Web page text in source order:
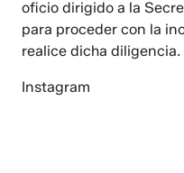
oficio dirigido a la
para proceder con la
realice dicha diligencia.
Instagram